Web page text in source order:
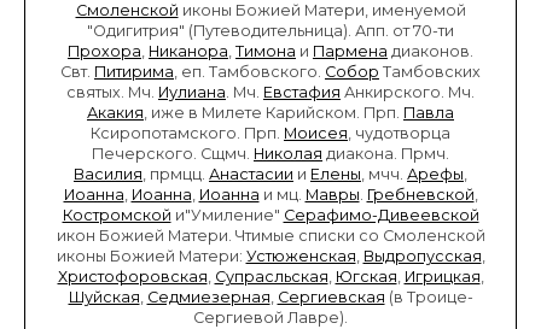
Смоленской иконы Божией Матери, именуемой
"Одигитрия" (Путеводительница). Апп. от 70-ти
Прохора, Никанора, Тимона и Пармена диаконов.
Свт. Питирима, еп. Тамбовского. Собор Тамбовских
святых. Мч. Иулиана. Мч. Евстафия Анкирского. Мч.
Акакия, иже в Милете Карийском. Прп. Павла
Ксиропотамского. Прп. Моисея, чудотворца
Печерского. Сщмч. Николая диакона. Прмч.
Василия, прмцц. Анастасии и Елены, мчч. Арефы,
Иоанна, Иоанна, Иоанна и мц. Мавры. Гребневской,
Костромской и"Умиление" Серафимо-Дивеевской
икон Божией Матери. Чтимые списки со Смоленской
иконы Божией Матери: Устюженская, Выдропусская,
Христофоровская, Супрасльская, Югская, Игрицкая,
Шуйская, Седмиезерная, Сергиевская (в Троице-
Сергиевой Лавре).